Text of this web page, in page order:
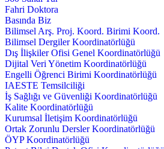
Fahri Doktora
Basında Biz
Bilimsel Arş. Proj. Koord. Birimi Koord.
Bilimsel Dergiler Koordinatörlüğü
Dış İlişkiler Ofisi Genel Koordinatörlüğü
Dijital Veri Yönetim Koordinatörlüğü
Engelli Öğrenci Birimi Koordinatörlüğü
IAESTE Temsilciliği
İş Sağlığı ve Güvenliği Koordinatörlüğü
Kalite Koordinatörlüğü
Kurumsal İletişim Koordinatörlüğü
Ortak Zorunlu Dersler Koordinatörlüğü
ÖYP Koordinatörlüğü